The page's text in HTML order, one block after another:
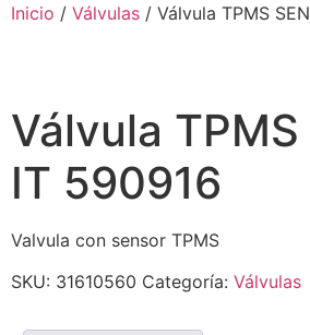
Inicio / Válvulas / Válvula TPMS
Válvula TPMS
IT 590916
Valvula con sensor TPMS
SKU: 31610560 Categoría: Válvulas